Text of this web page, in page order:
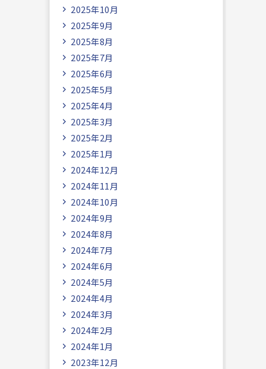
2025年10月
2025年9月
2025年8月
2025年7月
2025年6月
2025年5月
2025年4月
2025年3月
2025年2月
2025年1月
2024年12月
2024年11月
2024年10月
2024年9月
2024年8月
2024年7月
2024年6月
2024年5月
2024年4月
2024年3月
2024年2月
2024年1月
2023年12月